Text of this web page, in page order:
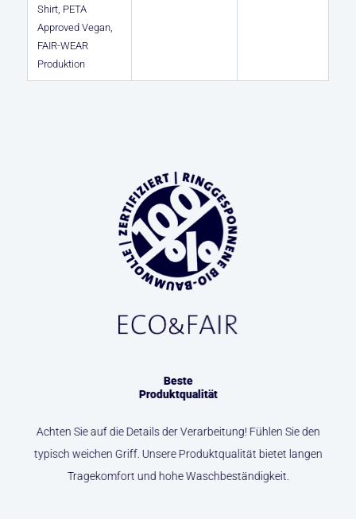
Shirt, PETA
Approved Vegan,
FAIR-WEAR
Produktion
Beste
Produktqualität
Achten Sie auf die Details der Verarbeitung! Fühlen Sie den
typisch weichen Griff. Unsere Produktqualität bietet langen
Tragekomfort und hohe Waschbeständigkeit.